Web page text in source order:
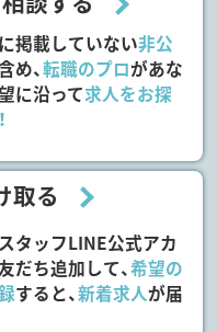
掲載していない非公
め、転職のプロがあな
に沿って求人をお探
取る
タッフLINE公式アカ
だち追加して、希望の
すると、新着求人が届